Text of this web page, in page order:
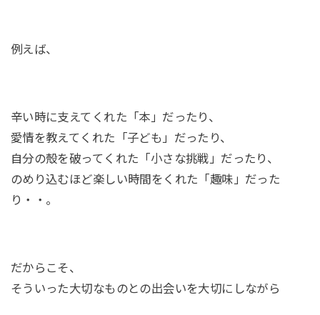
例えば、
辛い時に支えてくれた「本」だったり、
愛情を教えてくれた「子ども」だったり、
自分の殻を破ってくれた「小さな挑戦」だったり、
のめり込むほど楽しい時間をくれた「趣味」だった
り・・。
だからこそ、
そういった大切なものとの出会いを大切にしながら